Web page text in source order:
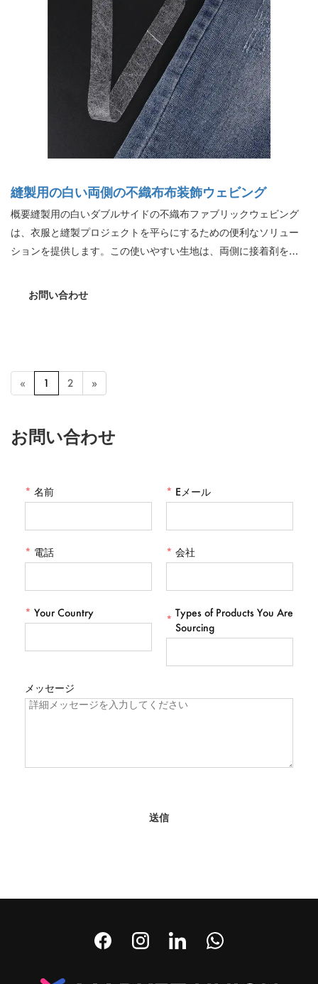
縫製用の白い両側の不織布布装飾ウェビング
概要縫製用の白いダブルサイドの不織布ファブリックウェビング
は、衣服と縫製プロジェクトを平らにするための便利なソリュー
ションを提供します。この使いやすい生地は、両側に接着剤を備
ロンをかけることで、衣服を簡単に平らにすることができます。
お問い合わせ
« 1 2 »
お問い合わせ
* 名前 * Eメール
* 電話 * 会社
* Your Country
*
Types of Products You Are
Sourcing
メッセージ
送信